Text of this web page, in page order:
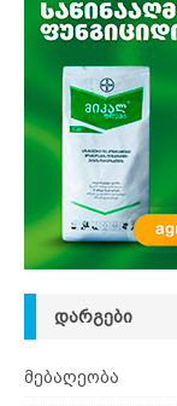
ᲓᲐᲠᲒᲔᲑᲘ
მებაღეობა